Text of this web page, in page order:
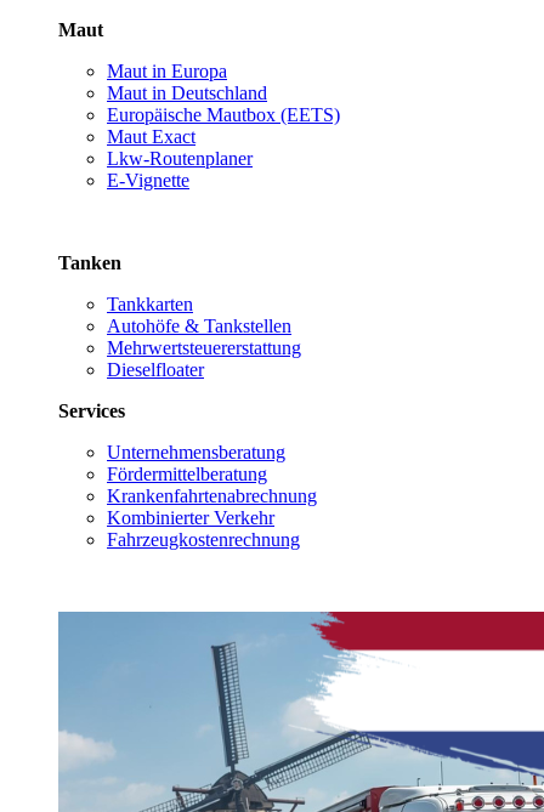
Maut
Maut in Europa
Maut in Deutschland
Europäische Mautbox (EETS)
Maut Exact
Lkw-Routenplaner
E-Vignette
Tanken
Tankkarten
Autohöfe & Tankstellen
Mehrwertsteuererstattung
Dieselfloater
Services
Unternehmensberatung
Fördermittelberatung
Krankenfahrtenabrechnung
Kombinierter Verkehr
Fahrzeugkostenrechnung